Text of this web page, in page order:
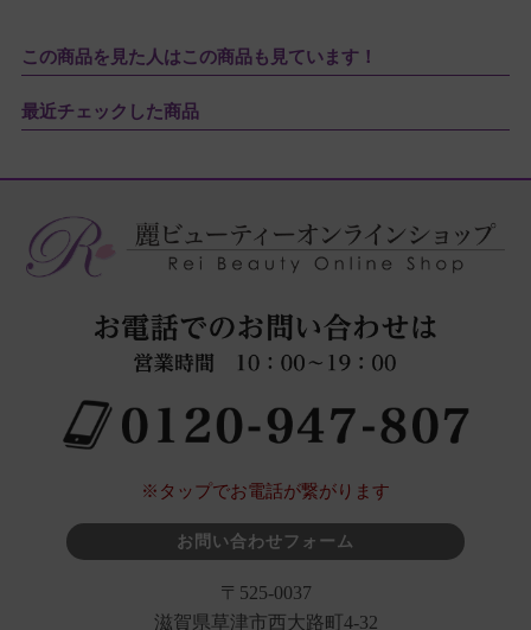
この商品を見た人はこの商品も見ています！
最近チェックした商品
※タップでお電話が繋がります
お問い合わせフォーム
〒525-0037
滋賀県草津市西大路町4-32